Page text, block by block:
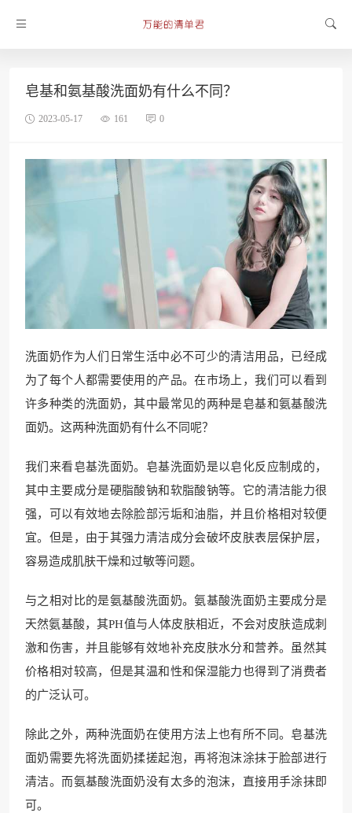
皂基和氨基酸洗面奶有什么不同？
2023-05-17 161 0
洗面奶作为人们日常生活中必不可少的清洁用品，已经成
为了每个人都需要使用的产品。在市场上，我们可以看到
许多种类的洗面奶，其中最常见的两种是皂基和氨基酸洗
面奶。这两种洗面奶有什么不同呢？
我们来看皂基洗面奶。皂基洗面奶是以皂化反应制成的，
其中主要成分是硬脂酸钠和软脂酸钠等。它的清洁能力很
强，可以有效地去除脸部污垢和油脂，并且价格相对较便
宜。但是，由于其强力清洁成分会破坏皮肤表层保护层，
容易造成肌肤干燥和过敏等问题。
与之相对比的是氨基酸洗面奶。氨基酸洗面奶主要成分是
天然氨基酸，其PH值与人体皮肤相近，不会对皮肤造成刺
激和伤害，并且能够有效地补充皮肤水分和营养。虽然其
价格相对较高，但是其温和性和保湿能力也得到了消费者
的广泛认可。
除此之外，两种洗面奶在使用方法上也有所不同。皂基洗
面奶需要先将洗面奶揉搓起泡，再将泡沫涂抹于脸部进行
清洁。而氨基酸洗面奶没有太多的泡沫，直接用手涂抹即
可。